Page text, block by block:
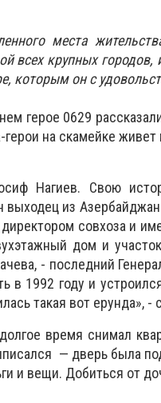
места
всех крупных
которым он с
герое 0629
герои на скамейке
Нагиев. Свою
выходец из
совхоза и
дом и
- последний
в 1992 году и
такая вот ерунда», -
время снимал
— дверь была
и вещи. Добиться от